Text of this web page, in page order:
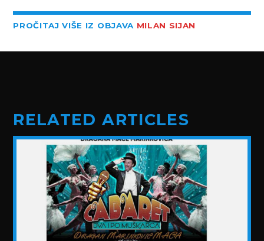
PROČITAJ VIŠE IZ OBJAVA MILAN SIJAN
RELATED ARTICLES